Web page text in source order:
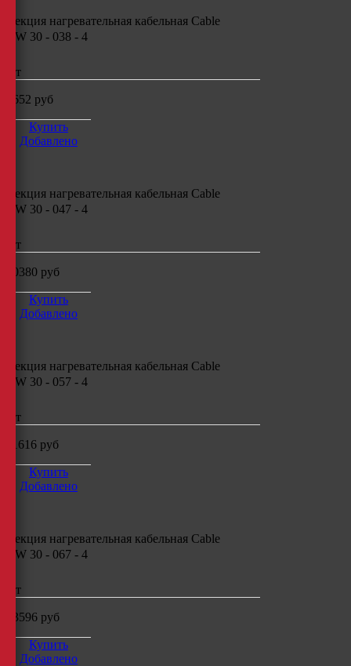
Секция нагревательная кабельная Cable
CW 30 - 038 - 4
шт
8652 руб
Купить
Добавлено
Секция нагревательная кабельная Cable
CW 30 - 047 - 4
шт
10380 руб
Купить
Добавлено
Секция нагревательная кабельная Cable
CW 30 - 057 - 4
шт
11616 руб
Купить
Добавлено
Секция нагревательная кабельная Cable
CW 30 - 067 - 4
шт
13596 руб
Купить
Добавлено